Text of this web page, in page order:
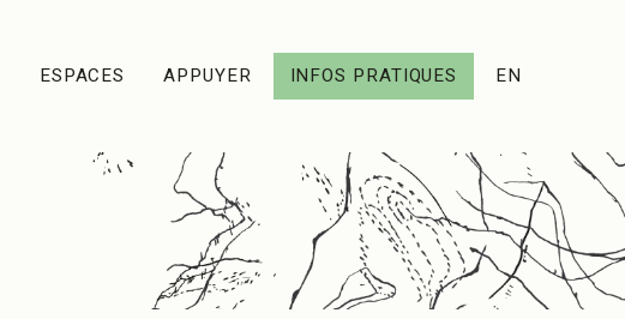
ESPACES APPUYER INFOS PRATIQUES EN